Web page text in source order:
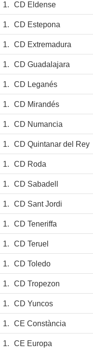
1. CD Eldense
1. CD Estepona
1. CD Extremadura
1. CD Guadalajara
1. CD Leganés
1. CD Mirandés
1. CD Numancia
1. CD Quintanar del Rey
1. CD Roda
1. CD Sabadell
1. CD Sant Jordi
1. CD Teneriffa
1. CD Teruel
1. CD Toledo
1. CD Tropezon
1. CD Yuncos
1. CE Constància
1. CE Europa